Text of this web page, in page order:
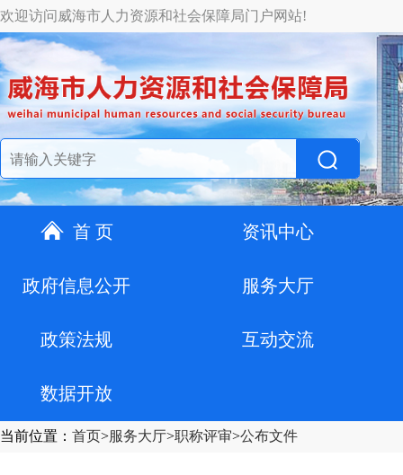
欢迎访问威海市人力资源和社会保障局门户网站!
首 页 资讯中心
政府信息公开 服务大厅
政策法规 互动交流
数据开放
当前位置 ： 首页>服务大厅>职称评审>公布文件